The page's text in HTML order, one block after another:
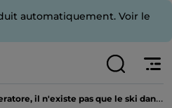
automatiquement. Voir le
il n'existe pas que le ski dans les Abruzzes